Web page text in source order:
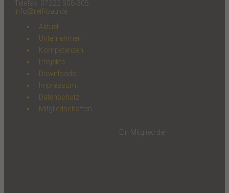
Telefax: 07222 508-305
info@reif-bau.de
Aktuell
Unternehmen
Kompetenzen
Projekte
Downloads
Impressum
Datenschutz
Mitgliedschaften
Ein Mitglied der